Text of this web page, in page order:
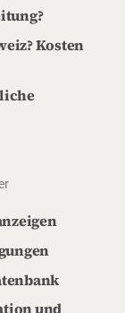
Kosten
und